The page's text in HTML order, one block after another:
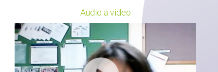
Audio a video